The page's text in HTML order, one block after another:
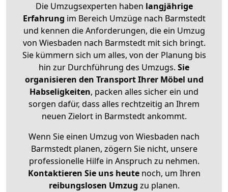
Die Umzugsexperten haben langjährige
Erfahrung im Bereich Umzüge nach Barmstedt
und kennen die Anforderungen, die ein Umzug
von Wiesbaden nach Barmstedt mit sich bringt.
Sie kümmern sich um alles, von der Planung bis
hin zur Durchführung des Umzugs. Sie
organisieren den Transport Ihrer Möbel und
Habseligkeiten, packen alles sicher ein und
sorgen dafür, dass alles rechtzeitig an Ihrem
neuen Zielort in Barmstedt ankommt.
Wenn Sie einen Umzug von Wiesbaden nach
Barmstedt planen, zögern Sie nicht, unsere
professionelle Hilfe in Anspruch zu nehmen.
Kontaktieren Sie uns heutenoch, um Ihren
reibungslosen Umzug zu planen.